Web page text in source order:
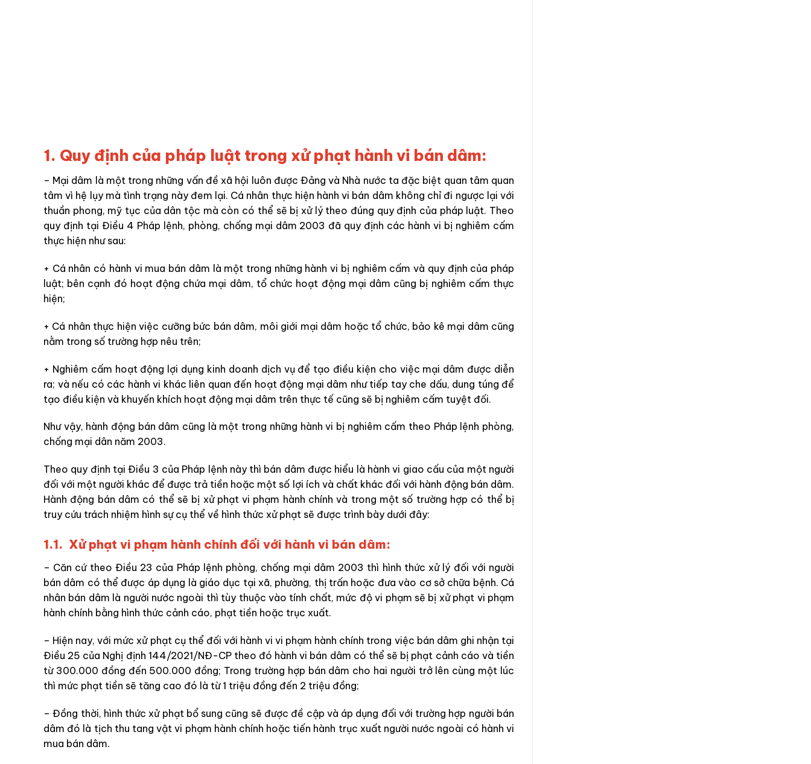
1. Quy định của pháp luật trong xử phạt hành vi bán dâm:
– Mại dâm là một trong những vấn đề xã hội luôn được Đảng và Nhà nước ta đặc biệt quan tâm quan
tâm vì hệ lụy mà tình trạng này đem lại. Cá nhân thực hiện hành vi bán dâm không chỉ đi ngược lại với
thuần phong, mỹ tục của dân tộc mà còn có thể sẽ bị xử lý theo đúng quy định của pháp luật. Theo
quy định tại Điều 4 Pháp lệnh, phòng, chống mại dâm 2003 đã quy định các hành vi bị nghiêm cấm
thực hiện như sau:
+ Cá nhân có hành vi mua bán dâm là một trong những hành vi bị nghiêm cấm và quy định của pháp
luật; bên cạnh đó hoạt động chứa mại dâm, tổ chức hoạt động mại dâm cũng bị nghiêm cấm thực
hiện;
+ Cá nhân thực hiện việc cưỡng bức bán dâm, môi giới mại dâm hoặc tổ chức, bảo kê mại dâm cũng
nằm trong số trường hợp nêu trên;
+ Nghiêm cấm hoạt động lợi dụng kinh doanh dịch vụ để tạo điều kiện cho việc mại dâm được diễn
ra; và nếu có các hành vi khác liên quan đến hoạt động mại dâm như tiếp tay che dấu, dung túng để
tạo điều kiện và khuyến khích hoạt động mại dâm trên thực tế cũng sẽ bị nghiêm cấm tuyệt đối.
Như vậy, hành động bán dâm cũng là một trong những hành vi bị nghiêm cấm theo Pháp lệnh phòng,
chống mại dân năm 2003.
Theo quy định tại Điều 3 của Pháp lệnh này thì bán dâm được hiểu là hành vi giao cấu của một người
đối với một người khác để được trả tiền hoặc một số lợi ích và chất khác đối với hành động bán dâm.
Hành động bán dâm có thể sẽ bị xử phạt vi phạm hành chính và trong một số trường hợp có thể bị
truy cứu trách nhiệm hình sự cụ thể về hình thức xử phạt sẽ được trình bày dưới đây:
1.1. Xử phạt vi phạm hành chính đối với hành vi bán dâm:
– Căn cứ theo Điều 23 của Pháp lệnh phòng, chống mại dâm 2003 thì hình thức xử lý đối với người
bán dâm có thể được áp dụng là giáo dục tại xã, phường, thị trấn hoặc đưa vào cơ sở chữa bệnh. Cá
nhân bán dâm là người nước ngoài thì tùy thuộc vào tính chất, mức độ vi phạm sẽ bị xử phạt vi phạm
hành chính bằng hình thức cảnh cáo, phạt tiền hoặc trục xuất.
– Hiện nay, với mức xử phạt cụ thể đối với hành vi vi phạm hành chính trong việc bán dâm ghi nhận tại
Điều 25 của Nghị định 144/2021/NĐ-CP theo đó hành vi bán dâm có thể sẽ bị phạt cảnh cáo và tiền
từ 300.000 đồng đến 500.000 đồng; Trong trường hợp bán dâm cho hai người trở lên cùng một lúc
thì mức phạt tiền sẽ tăng cao đó là từ 1 triệu đồng đến 2 triệu đồng;
– Đồng thời, hình thức xử phạt bổ sung cũng sẽ được đề cập và áp dụng đối với trường hợp người bán
dâm đó là tịch thu tang vật vi phạm hành chính hoặc tiến hành trục xuất người nước ngoài có hành vi
mua bán dâm.